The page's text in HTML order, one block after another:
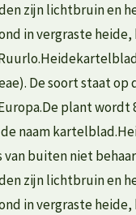
zijn lichtbruin en
in vergraste
De soort staat
plant
naam
buiten niet
zijn lichtbruin en
in vergraste